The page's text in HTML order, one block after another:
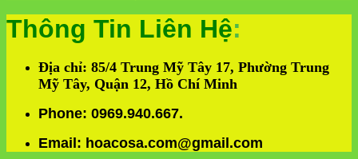
Thông Tin Liên Hệ:
Địa chỉ: 85/4 Trung Mỹ Tây 17, Phường Trung
Mỹ Tây, Quận 12, Hồ Chí Minh
Phone: 0969.940.667.
Email: hoacosa.com@gmail.com